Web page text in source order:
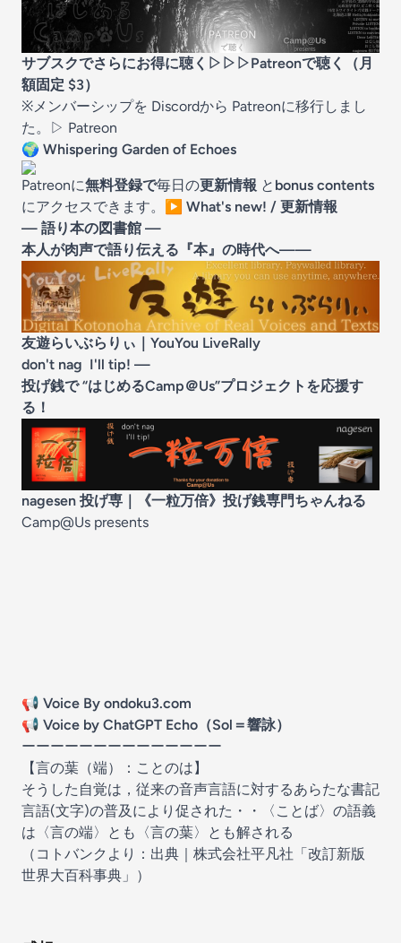
サブスクでさらにお得に聴く▷▷▷Patreonで聴く
（月
額固定 $3）
※メンバーシップを Discordから Patreonに移行しまし
た。▷ Patreon
🌍 Whispering Garden of Echoes
Patreonに無料登録で毎日の更新情報 と bonus contents
にアクセスできます。
▶️ What's new! / 更新情報
— 語り本の図書館 —
本人が肉声で語り伝える『本』の時代へ——
友遊らいぶらりぃ ｜YouYou LiveRally
don't nag I'll tip! —
投げ銭で “はじめるCamp＠Us”プロジェクトを応援す
る！
nagesen 投げ専 ｜《一粒万倍》投げ銭専門ちゃんねる
Camp@Us presents
📢 Voice By ondoku3.com
📢 Voice by ChatGPT Echo（Sol＝響詠）
ーーーーーーーーーーーーーー
【言の葉（端）
：ことのは】
そうした自覚は，従来の音声言語に対するあらたな書記
言語(文字)の普及により促された・・〈ことば〉の語義
は〈言の端〉とも〈言の葉〉とも解される
（ コトバンク より：出典｜株式会社平凡社「改訂新版
世界大百科事典」）